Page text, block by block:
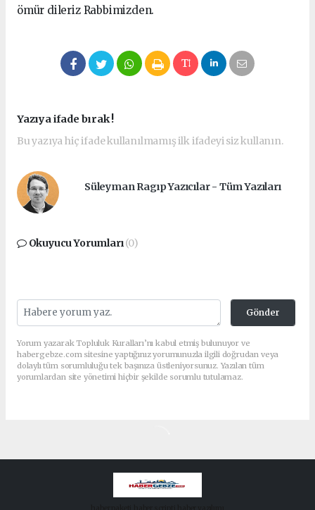
ömür dileriz Rabbimizden.
Yazıya ifade bırak !
Bu yazıya hiç ifade kullanılmamış ilk ifadeyi siz kullanın.
Süleyman Ragıp Yazıcılar - Tüm Yazıları
Okuyucu Yorumları(0)
Gönder
Yorum yazarak Topluluk Kuralları’nı kabul etmiş bulunuyor ve
habergebze.com sitesine yaptığınız yorumunuzla ilgili doğrudan veya
dolaylı tüm sorumluluğu tek başınıza üstleniyorsunuz. Yazılan tüm
yorumlardan site yönetimi hiçbir şekilde sorumlu tutulamaz.